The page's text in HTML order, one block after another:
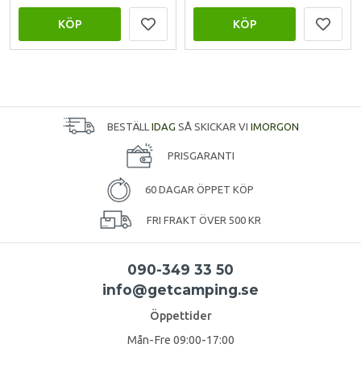
KÖP KÖP
BESTÄLL IDAG SÅ SKICKAR VI IMORGON
PRISGARANTI
60 DAGAR ÖPPET KÖP
FRI FRAKT ÖVER 500 KR
090-349 33 50
info@getcamping.se
Öppettider
Mån-Fre 09:00-17:00